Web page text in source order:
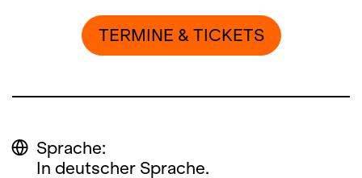
TERMINE & TICKETS
Sprache:
In deutscher Sprache.